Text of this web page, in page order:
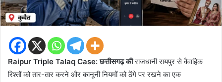
Raipur Triple Talaq Case: छत्तीसगढ़ कीराजधानी रायपुर से वैवाहिक
रिश्तों को तार-तार करने और कानूनी नियमों को ठेंगे पर रखने का एक